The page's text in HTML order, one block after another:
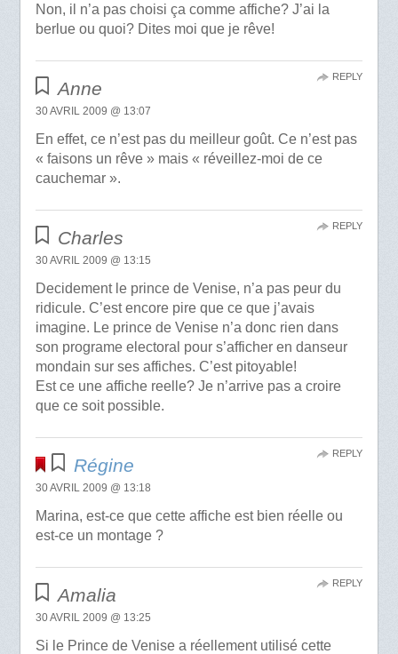
Non, il n’a pas choisi ça comme affiche? J’ai la
berlue ou quoi? Dites moi que je rêve!
Anne
30 AVRIL 2009 @ 13:07
En effet, ce n’est pas du meilleur goût. Ce n’est pas
« faisons un rêve » mais « réveillez-moi de ce
cauchemar ».
REPLY
Charles
30 AVRIL 2009 @ 13:15
Decidement le prince de Venise, n’a pas peur du
ridicule. C’est encore pire que ce que j’avais
imagine. Le prince de Venise n’a donc rien dans
son programe electoral pour s’afficher en danseur
mondain sur ses affiches. C’est pitoyable!
Est ce une affiche reelle? Je n’arrive pas a croire
que ce soit possible.
REPLY
Régine
30 AVRIL 2009 @ 13:18
Marina, est-ce que cette affiche est bien réelle ou
est-ce un montage ?
REPLY
Amalia
30 AVRIL 2009 @ 13:25
Si le Prince de Venise a réellement utilisé cette
REPLY